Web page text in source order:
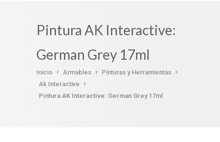
Pintura AK Interactive:
German Grey 17ml
Inicio Armables
Pinturas y Herramientas
Ak Interactive
Pintura AK Interactive: German Grey 17ml